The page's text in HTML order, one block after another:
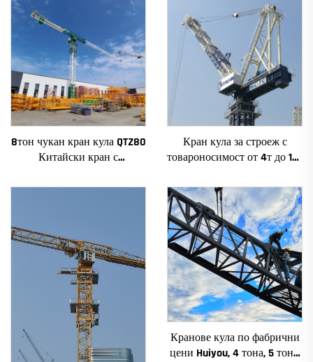
8тон чукан кран кула QTZ80
Китайски кран с
Кран кула за строеж с
товароносимост от 4т до 12т
зъбно колело, мотор, лагер,
основни компоненти
Кранове кула по фабрични
цени Huiyou, 4 тона, 5 тона,